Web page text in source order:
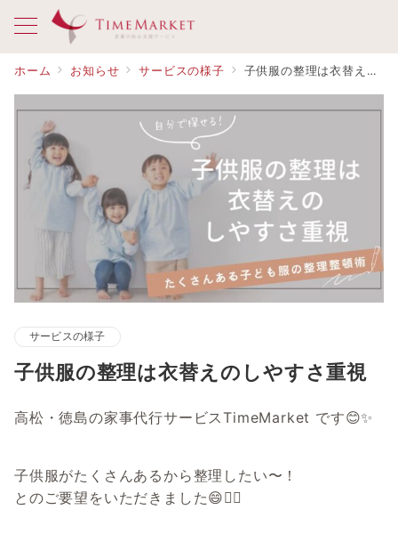
ホーム お知らせ サービスの様子 子供服の整理は衣替えのしやすさ重視
サービスの様子
子供服の整理は衣替えのしやすさ重視
高松・徳島の家事代行サービスTimeMarket です😊✨
子供服がたくさんあるから整理したい〜！
とのご要望をいただきました😄✌🏻